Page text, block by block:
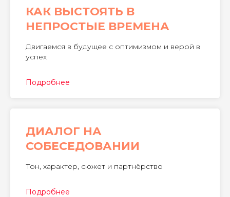
КАК ВЫСТОЯТЬ В
НЕПРОСТЫЕ ВРЕМЕНА
Двигаемся в будущее с оптимизмом и верой в
успех
Подробнее
ДИАЛОГ НА
СОБЕСЕДОВАНИИ
Тон, характер, сюжет и партнëрство
Подробнее